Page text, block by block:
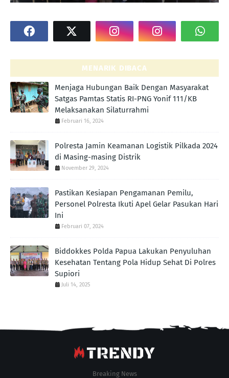
MENARIK DIBACA
Menjaga Hubungan Baik Dengan Masyarakat
Satgas Pamtas Statis RI-PNG Yonif 111/KB
Melaksanakan Silaturrahmi
Februari 16, 2024
Polresta Jamin Keamanan Logistik Pilkada 2024
di Masing-masing Distrik
November 29, 2024
Pastikan Kesiapan Pengamanan Pemilu,
Personel Polresta Ikuti Apel Gelar Pasukan Hari
Ini
Februari 07, 2024
Biddokkes Polda Papua Lakukan Penyuluhan
Kesehatan Tentang Pola Hidup Sehat Di Polres
Supiori
Juli 14, 2025
Breaking News